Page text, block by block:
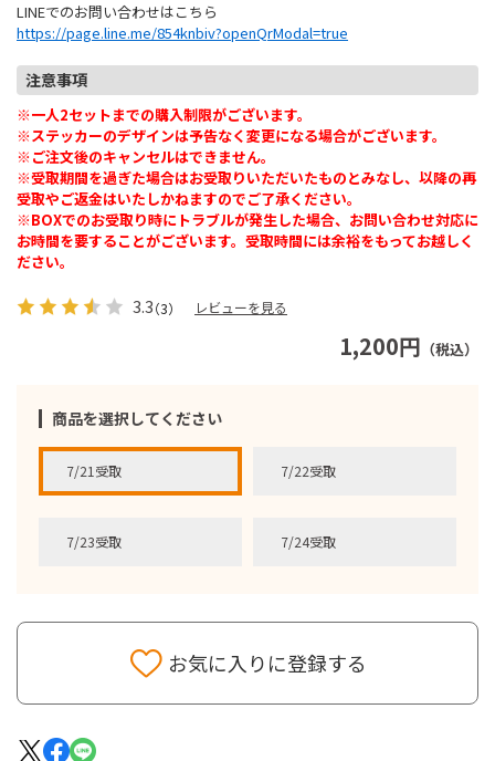
1,200円 （税込）
商品を選択してください
7/21受取 7/22受取
7/23受取 7/24受取
LINEでのお問い合わせはこちら
https://page.line.me/854knbiv?openQrModal=true
注意事項
※一人2セットまでの購入制限がございます。
※ステッカーのデザインは予告なく変更になる場合がございます。
※ご注文後のキャンセルはできません。
※受取期間を過ぎた場合はお受取りいただいたものとみなし、以降の再
受取やご返金はいたしかねますのでご了承ください。
※BOXでのお受取り時にトラブルが発生した場合、お問い合わせ対応に
お時間を要することがございます。受取時間には余裕をもってお越しく
ださい。
3.3（3） レビューを見る
お気に入りに登録する